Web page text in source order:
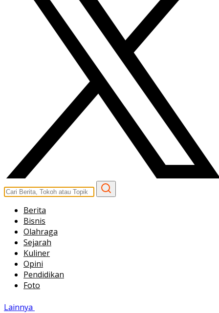
Berita
Bisnis
Olahraga
Sejarah
Kuliner
Opini
Pendidikan
Foto
Lainnya